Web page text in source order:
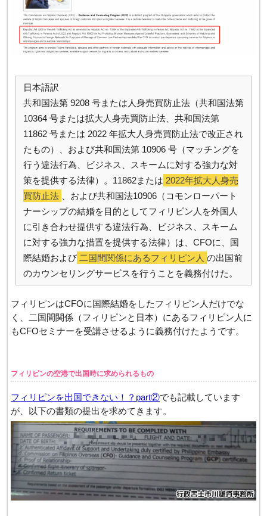
日本語訳
共和国法第 9208 号または人身売買防止法（共和国法第
10364 号または拡大人身売買防止法、共和国法第
11862 号または 2022 年拡大人身売買防止法で改正され
たもの）、および共和国法第 10906 号（マッチングを
行う違法行為、ビジネス、スキームに対する強力な対
策を提供する法律）。11862または 2022年拡大人身売
買防止法
、および共和国法10906（コモンローパート
ナーシップの結婚を目的としてフィリピン人を外国人
に引き合わせ提供する違法行為、ビジネス、スキーム
に対する強力な措置を提供する法律）は、CFOに、国
際結婚および 二国間関係にあるフィリピン人 の出国前
のカウンセリングサービスを行うことを義務付けた。
フィリピンはCFOに国際結婚をしたフィリピン人だけでな
く、二国間関係（フィリピンと日本）にあるフィリピン人に
もCFOセミナーを受講させるように義務付けたようです。
フィリピンの空港で出国時に求められるもの
フィリピンを出国できない！？part②でも記載しています
が、以下の書類の提出を求めてきます。